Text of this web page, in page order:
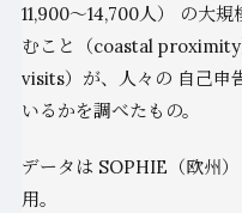
11,900〜14,700人） の大
むこと（coastal
visits）が、人々の 自己申
いるかを調べたもの。
データは SOPHIE（欧州
用。